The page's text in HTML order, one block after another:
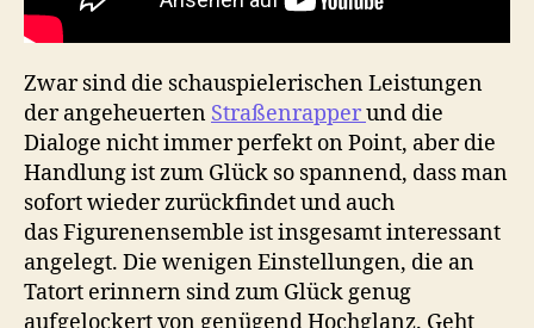
Zwar sind die schauspielerischen Leistungen
der angeheuerten Straßenrapperund die
Dialoge nicht immer perfekt on Point, aber die
Handlung ist zum Glück so spannend, dass man
sofort wieder zurückfindet und auch
das Figurenensemble ist insgesamt interessant
angelegt. Die wenigen Einstellungen, die an
Tatort erinnern sind zum Glück genug